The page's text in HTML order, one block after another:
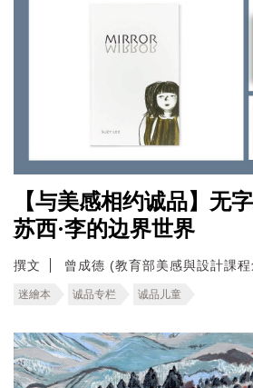
【与美感相约诚品】无
苏西·李的边界世界
撰文 曾成德 (教育部美感與設計課
迷繪本 诚品专栏 诚品儿童